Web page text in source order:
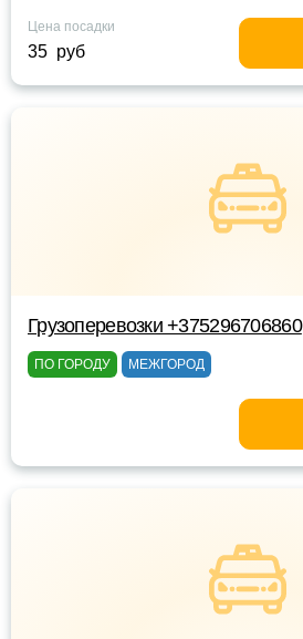
Цена посадки
35 руб
Грузоперевозки +375296706860
ПО ГОРОДУ МЕЖГОРОД